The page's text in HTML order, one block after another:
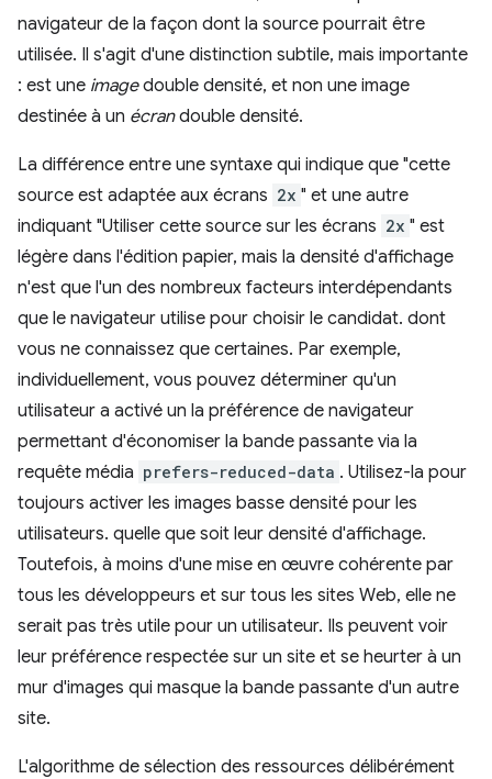
navigateur de la façon dont la source pourrait être
utilisée. Il s'agit d'une distinction subtile, mais importante
: est une imagedouble densité, et non une image
destinée à un écrandouble densité.
La différence entre une syntaxe qui indique que "cette
source est adaptée aux écrans 2x " et une autre
indiquant "Utiliser cette source sur les écrans 2x " est
légère dans l'édition papier, mais la densité d'affichage
n'est que l'un des nombreux facteurs interdépendants
que le navigateur utilise pour choisir le candidat. dont
vous ne connaissez que certaines. Par exemple,
individuellement, vous pouvez déterminer qu'un
utilisateur a activé un la préférence de navigateur
permettant d'économiser la bande passante via la
requête média prefers-reduced-data . Utilisez-la pour
toujours activer les images basse densité pour les
utilisateurs. quelle que soit leur densité d'affichage.
Toutefois, à moins d'une mise en œuvre cohérente par
tous les développeurs et sur tous les sites Web, elle ne
serait pas très utile pour un utilisateur. Ils peuvent voir
leur préférence respectée sur un site et se heurter à un
mur d'images qui masque la bande passante d'un autre
site.
L'algorithme de sélection des ressources délibérément